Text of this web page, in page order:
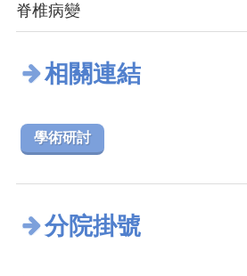
脊椎病變
相關連結
學術研討
分院掛號